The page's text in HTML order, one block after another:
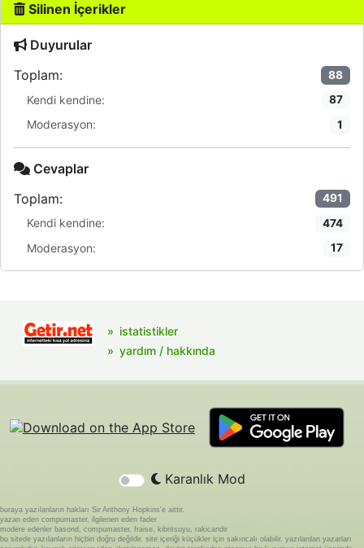
Silinen İçerikler
Duyurular
Toplam:
88
Kendi kendine: 87
Moderasyon: 1
Cevaplar
Toplam:
491
Kendi kendine: 474
Moderasyon: 17
istatistikler
yardım / hakkında
Karanlık Mod
buraya yazılanların hakları Sir Anthony Hopkins'e aittir.
yazan eden compumaster, ilgilenen eden fader
modere edenler basond, compumaster, fraise, kibritsuyu, rakicandir
bu sitede yazılanların hiçbiri doğru değildir. site içeriği küçükler için sakıncalı olabilir. yazılardan yazarları